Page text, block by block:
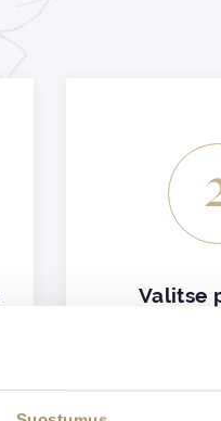
Valitse